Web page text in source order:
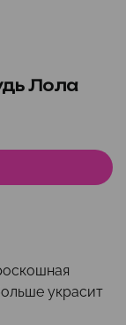
Лола
украсит